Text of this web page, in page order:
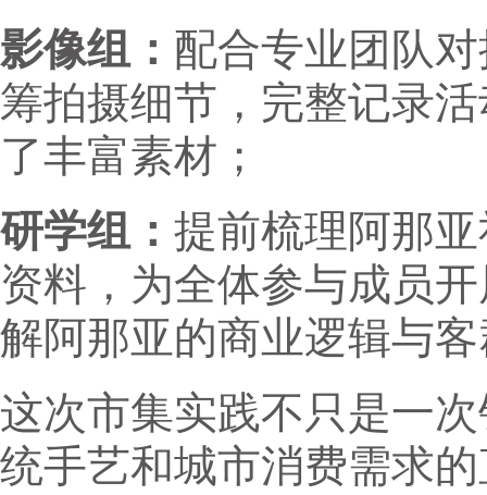
影像组： 配合专业团队
筹拍摄细节，完整记录
了丰富素材；
研学组： 提前梳理阿那
资料，为全体参与成员
解阿那亚的商业逻辑与
这次市集实践不只是一
统手艺和城市消费需求